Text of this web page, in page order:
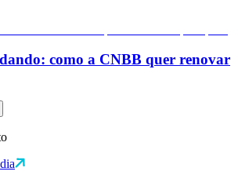
como a CNBB quer renovar